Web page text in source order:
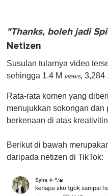
"Thanks, boleh jadi
Netizen
Susulan tularnya video
sehingga 1.4 M views, 3,284
Rata-rata komen yang
menujukkan sokongan dan
berkenaan di atas
Berikut di bawah
daripada netizen di TikTok: